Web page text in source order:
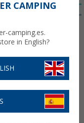
CAMPING
camping.es.
in English?